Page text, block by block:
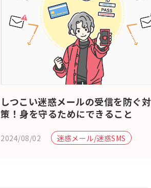
しつこい迷惑メールの受信を防ぐ対
策！身を守るためにできること
2024/08/02 迷惑メール/迷惑SMS